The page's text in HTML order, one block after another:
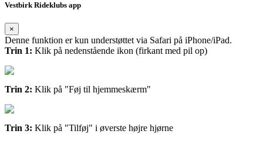
Vestbirk Rideklubs app
×
Denne funktion er kun understøttet via Safari på iPhone/iPad.
Trin 1: Klik på nedenstående ikon (firkant med pil op)
Trin 2: Klik på "Føj til hjemmeskærm"
Trin 3: Klik på "Tilføj" i øverste højre hjørne